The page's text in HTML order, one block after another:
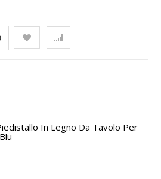
In Legno Da Tavolo Per